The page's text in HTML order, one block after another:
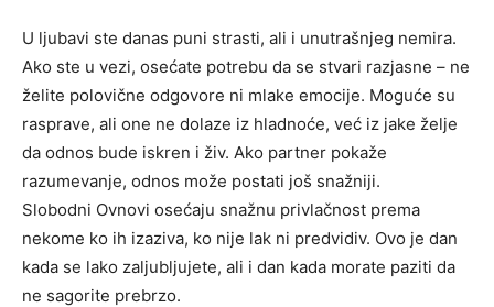
U ljubavi ste danas puni strasti, ali i unutrašnjeg nemira.
Ako ste u vezi, osećate potrebu da se stvari razjasne – ne
želite polovične odgovore ni mlake emocije. Moguće su
rasprave, ali one ne dolaze iz hladnoće, već iz jake želje
da odnos bude iskren i živ. Ako partner pokaže
razumevanje, odnos može postati još snažniji.
Slobodni Ovnovi osećaju snažnu privlačnost prema
nekome ko ih izaziva, ko nije lak ni predvidiv. Ovo je dan
kada se lako zaljubljujete, ali i dan kada morate paziti da
ne sagorite prebrzo.